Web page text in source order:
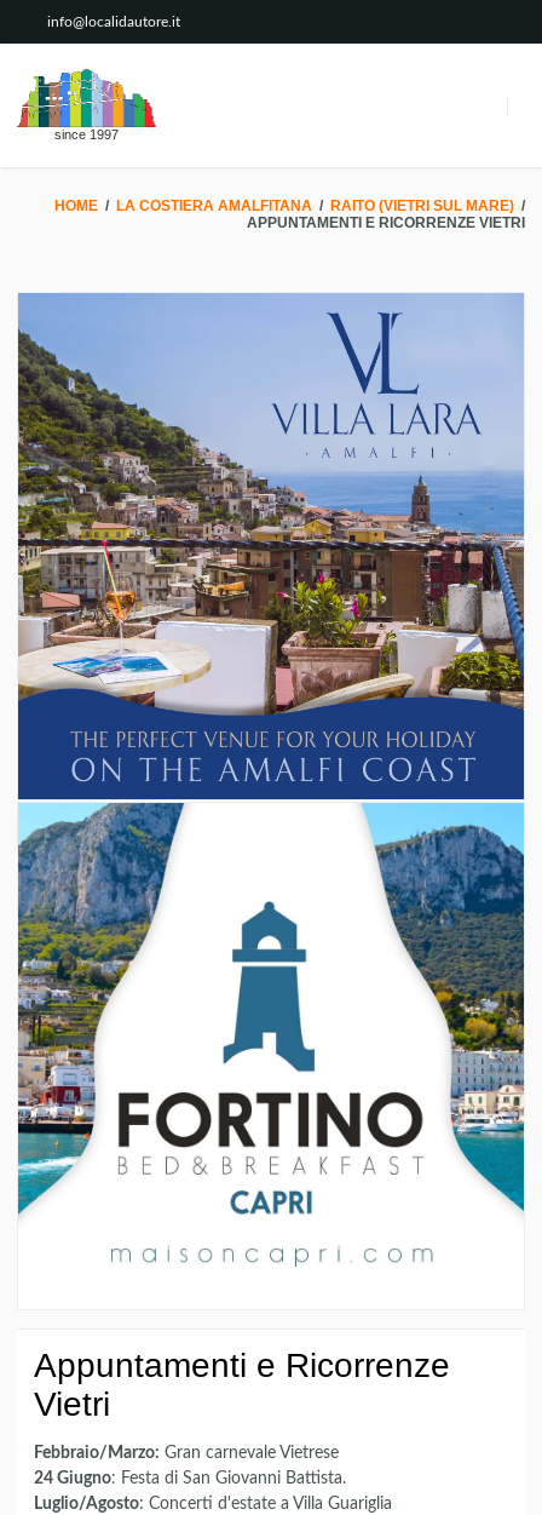
info@localidautore.it
since 1997
HOME / LA COSTIERA AMALFITANA / RAITO (VIETRI SUL MARE) /
APPUNTAMENTI E RICORRENZE VIETRI
Appuntamenti e Ricorrenze
Vietri
Febbraio/Marzo: Gran carnevale Vietrese
24 Giugno: Festa di San Giovanni Battista.
Luglio/Agosto: Concerti d'estate a Villa Guariglia